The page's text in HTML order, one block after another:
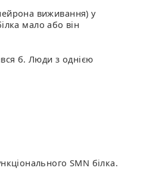
виживання) у
мало або він
б. Люди з однією
SMN білка.